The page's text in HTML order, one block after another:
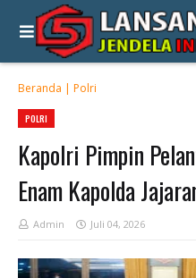
Beranda | Polri
POLRI
Kapolri Pimpin
Enam Kapolda
Admin Juli 04, 2026